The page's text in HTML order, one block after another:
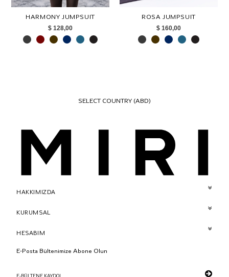
HARMONY JUMPSUIT
$ 128,00
ROSA JUMPSUIT
$ 160,00
SELECT COUNTRY (ABD)
HAKKIMIZDA
KURUMSAL
HESABIM
E-Posta Bültenimize Abone Olun